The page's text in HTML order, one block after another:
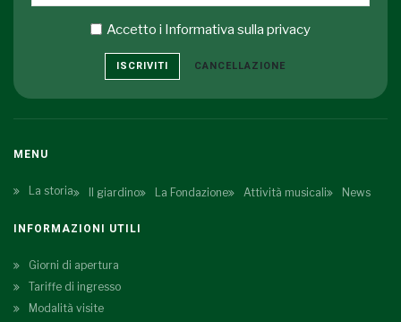
Accetto i Informativa sulla privacy
ISCRIVITI CANCELLAZIONE
MENU
La storia Il giardino La Fondazione Attività musicali News
INFORMAZIONI UTILI
Giorni di apertura
Tariffe di ingresso
Modalità visite